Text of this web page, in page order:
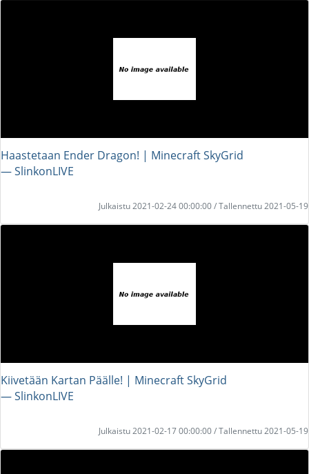
Haastetaan Ender Dragon! | Minecraft SkyGrid
― SlinkonLIVE
Julkaistu 2021-02-24 00:00:00 / Tallennettu 2021-05-19
Kiivetään Kartan Päälle! | Minecraft SkyGrid
― SlinkonLIVE
Julkaistu 2021-02-17 00:00:00 / Tallennettu 2021-05-19